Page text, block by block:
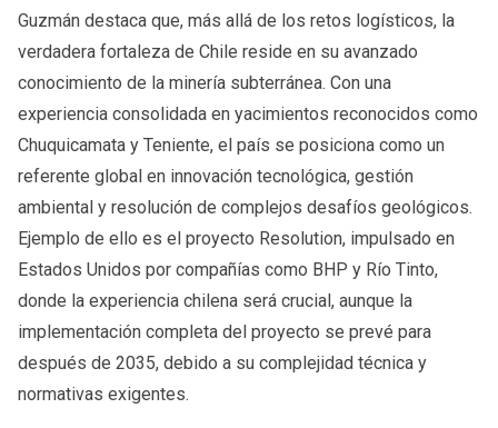
Guzmán destaca que, más allá de los retos logísticos, la
verdadera fortaleza de Chile reside en su avanzado
conocimiento de la minería subterránea. Con una
experiencia consolidada en yacimientos reconocidos como
Chuquicamata y Teniente, el país se posiciona como un
referente global en innovación tecnológica, gestión
ambiental y resolución de complejos desafíos geológicos.
Ejemplo de ello es el proyecto Resolution, impulsado en
Estados Unidos por compañías como BHP y Río Tinto,
donde la experiencia chilena será crucial, aunque la
implementación completa del proyecto se prevé para
después de 2035, debido a su complejidad técnica y
normativas exigentes.